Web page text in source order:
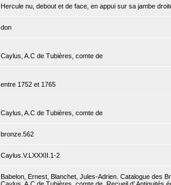
Hercule nu, debout et de face, en appui sur sa jambe
don
Caylus, A.C de Tubières, comte de
entre 1752 et 1765
Caylus, A.C de Tubières, comte de
bronze.562
Caylus.V.LXXXII.1-2
Babelon, Ernest, Blanchet, Jules-Adrien. Catalogue des
Caylus, A.C de Tubières, comte de. Recueil d’